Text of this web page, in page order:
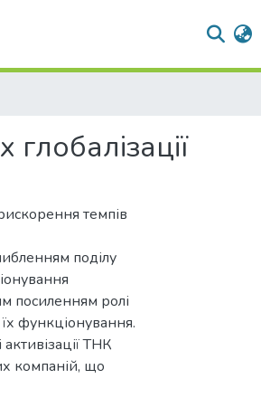
темпів
поділу
посиленням ролі
функціонування.
ТНК
компаній, що